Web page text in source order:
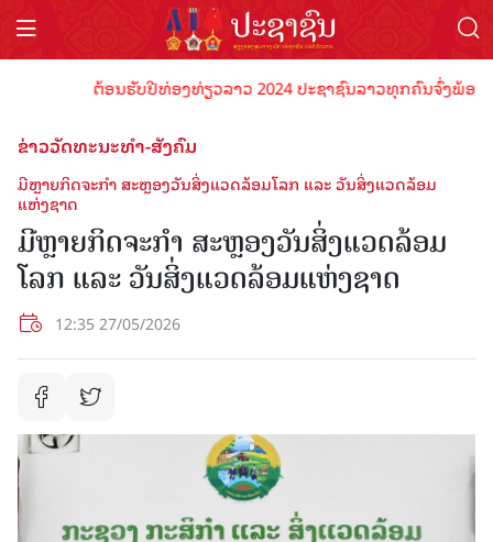
ຕ້ອນຮັບປີທ່ອງທ່ຽວລາວ 2024 ປະຊາຊົນລາວທຸກຄົນຈົ່ງພ້ອມເ
ຂ່າວວັດທະນະທຳ-ສັງຄົມ
ມີຫຼາຍກິດຈະກຳ ສະຫຼອງວັນສິ່ງແວດລ້ອມໂລກ ແລະ ວັນສິ່ງແວດລ້ອມ
ແຫ່ງຊາດ
ມີຫຼາຍກິດຈະກຳ ສະຫຼອງວັນສິ່ງແວດລ້ອມ
ໂລກ ແລະ ວັນສິ່ງແວດລ້ອມແຫ່ງຊາດ
12:35 27/05/2026